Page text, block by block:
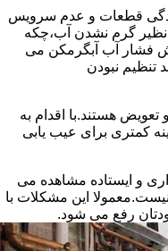
قطعات و عدم سرویس
گرم نشدن آب،چکه
فشار آب آبگرمکن می
تنظیم نبودن
هستند.با اقدام به
کمتری برای عیب یابی
و ایستاده مشاهده می
این مشکلات با
رفع می شود.